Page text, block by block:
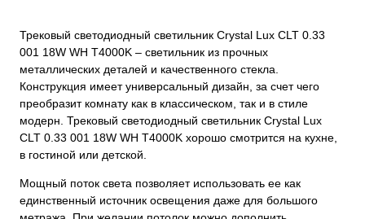
Трековый светодиодный светильник Crystal Lux CLT 0.33
001 18W WH T4000K – светильник из прочных
металлических деталей и качественного стекла.
Конструкция имеет универсальный дизайн, за счет чего
преобразит комнату как в классическом, так и в стиле
модерн. Трековый светодиодный светильник Crystal Lux
CLT 0.33 001 18W WH T4000K хорошо смотрится на кухне,
в гостиной или детской.
Мощный поток света позволяет использовать ее как
единственный источник освещения даже для большого